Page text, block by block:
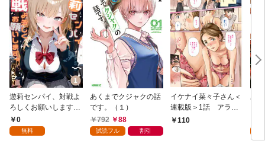
遊莉センパイ、対戦よ
ろしくお願いします。
1 0
無料
あくまでクジャクの話
です。（１）
792
88
試読フル 割引
イケナイ菜々子さん＜
連載版＞1話 アラフ
ォー女神と初体験
110
異